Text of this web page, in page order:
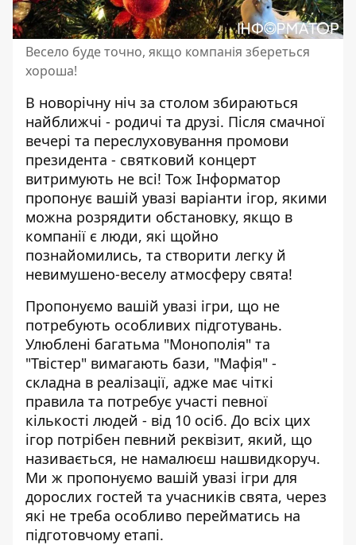
Весело буде точно, якщо компанія збереться
хороша!
В новорічну ніч за столом збираються
найближчі - родичі та друзі. Після смачної
вечері та переслуховування промови
президента - святковий концерт
витримують не всі! Тож Інформатор
пропонує вашій увазі варіанти ігор, якими
можна розрядити обстановку, якщо в
компанії є люди, які щойно
познайомились, та створити легку й
невимушено-веселу атмосферу свята!
Пропонуємо вашій увазі ігри, що не
потребують особливих підготувань.
Улюблені багатьма "Монополія" та
"Твістер" вимагають бази, "Мафія" -
складна в реалізації, адже має чіткі
правила та потребує участі певної
кількості людей - від 10 осіб. До всіх цих
ігор потрібен певний реквізит, який, що
називається, не намалюєш нашвидкоруч.
Ми ж пропонуємо вашій увазі ігри для
дорослих гостей та учасників свята, через
які не треба особливо перейматись на
підготовчому етапі.